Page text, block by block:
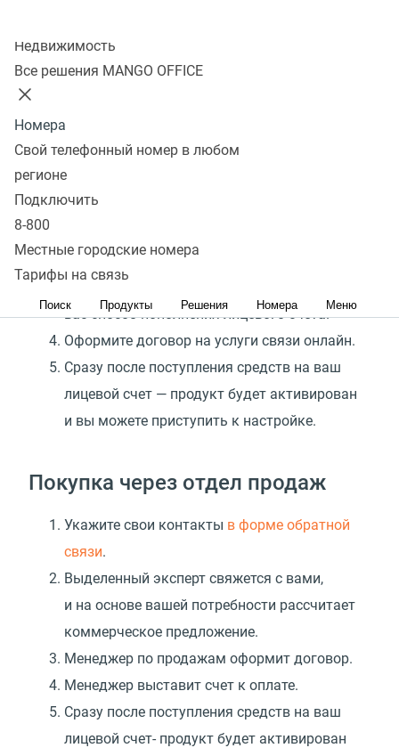
Недвижимость
Все решения MANGO OFFICE
Номера
Свой телефонный номер в любом
регионе
Подключить
8-800
Местные городские номера
Тарифы на связь
Поиск Продукты Решения Номера Меню
Покупка в интернет-магазине
в корзину
После завершения регистрации в системе
Коллтрекинг MANGO OFFICE, к вам
на электронную почту придет письмо
Подтвердите заказ Коллтрекинга
вас способ пополнения лицевого счета.
Оформите договор на услуги связи онлайн.
Сразу после поступления средств на ваш
лицевой счет — продукт будет активирован
и вы можете приступить к настройке.
Покупка через отдел продаж
Укажите свои контакты в форме обратной
связи.
Выделенный эксперт свяжется с вами,
и на основе вашей потребности рассчитает
коммерческое предложение.
Менеджер по продажам оформит договор.
Менеджер выставит счет к оплате.
Сразу после поступления средств на ваш
лицевой счет- продукт будет активирован